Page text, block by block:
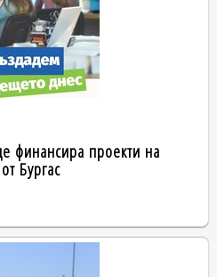
финансира проекти на
Бургас